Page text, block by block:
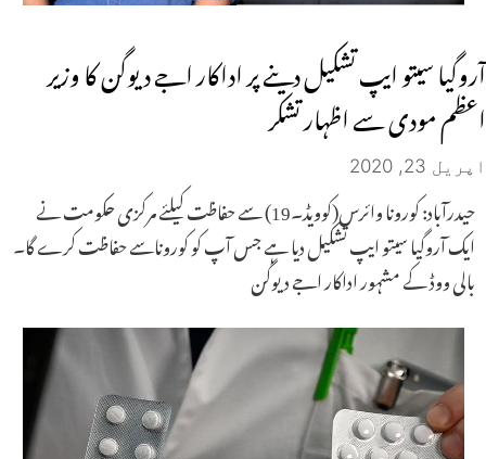
آروگیا سیتو ایپ تشکیل دینے پر اداکار اجے دیوگن کا وزیر
اعظم مودی سے اظہار تشکر
اپریل 23, 2020
حیدرآباد: کورونا وائرس(کوویڈ۔19) سے حفاظت کیلئے مرکزی حکومت نے
ایک آروگیا سیتو ایپ تشکیل دیا ہے جس آپ کو کوروناسے حفاظت کرے گا۔
بالی ووڈ کے مشہور اداکار اجے دیوگن